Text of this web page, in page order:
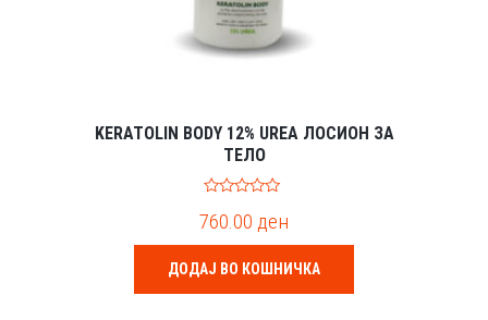
KERATOLIN BODY 12% UREA ЛОСИОН ЗА
ТЕЛО
o
t
o
f
5
760.00 ден
ДОДАЈ ВО КОШНИЧКА